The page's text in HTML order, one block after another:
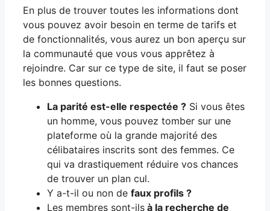
En plus de trouver toutes les informations dont
vous pouvez avoir besoin en terme de tarifs et
de fonctionnalités, vous aurez un bon aperçu sur
la communauté que vous vous apprêtez à
rejoindre. Car sur ce type de site, il faut se poser
les bonnes questions.
La parité est-elle respectée ? Si vous êtes
un homme, vous pouvez tomber sur une
plateforme où la grande majorité des
célibataires inscrits sont des femmes. Ce
qui va drastiquement réduire vos chances
de trouver un plan cul.
Y a-t-il ou non de faux profils ?
Les membres sont-ils à la recherche de